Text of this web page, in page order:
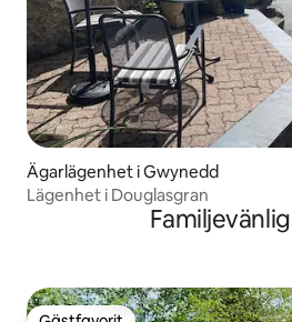
Ägarlägenhet i Gwynedd
Lägenhet i Douglasgran